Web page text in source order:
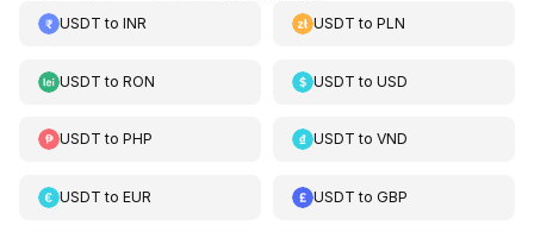
USDT to INR USDT toPLN
USDT to RON USDT toUSD
USDT to PHP USDT toVND
USDT to EUR USDT toGBP